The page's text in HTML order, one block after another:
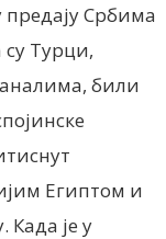
Србима
Турци,
били
Египтом и
је у